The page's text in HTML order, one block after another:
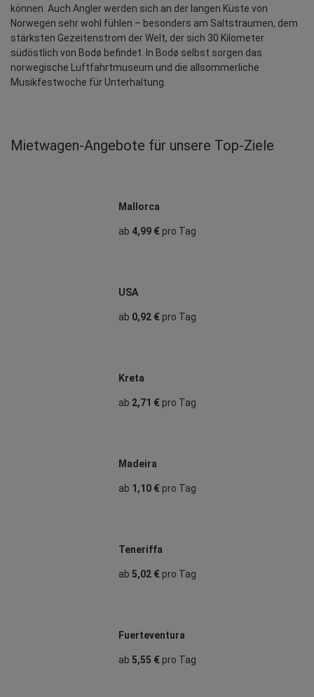
können. Auch Angler werden sich an der langen Küste von
Norwegen sehr wohl fühlen – besonders am Saltstraumen, dem
stärksten Gezeitenstrom der Welt, der sich 30 Kilometer
südöstlich von Bodø befindet. In Bodø selbst sorgen das
norwegische Luftfahrtmuseum und die allsommerliche
Musikfestwoche für Unterhaltung.
Mietwagen‑Angebote für unsere Top‑Ziele
Mallorca
ab 4,99 €pro Tag
USA
ab 0,92 €pro Tag
Kreta
ab 2,71 €pro Tag
Madeira
ab 1,10 €pro Tag
Teneriffa
ab 5,02 €pro Tag
Fuerteventura
ab 5,55 €pro Tag